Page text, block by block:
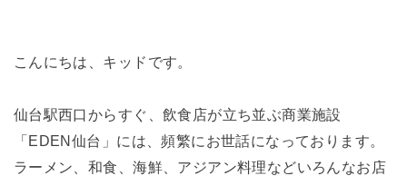
こんにちは、キッドです。
仙台駅西口からすぐ、飲食店が立ち並ぶ商業施設
「EDEN仙台」には、頻繁にお世話になっております。
ラーメン、和食、海鮮、アジアン料理などいろんなお店